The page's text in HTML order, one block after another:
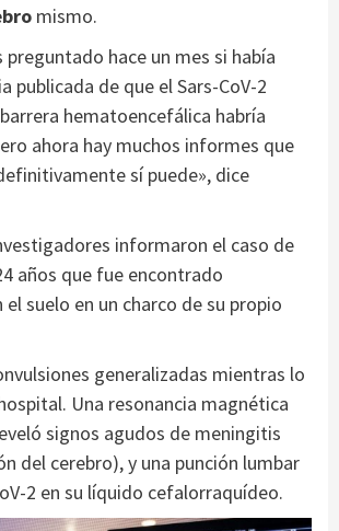
mismo.
preguntado hace un mes si había
publicada de que el Sars-CoV-2
hematoencefálica habría
ahora hay muchos informes que
sí puede», dice
informaron el caso de
años que fue encontrado
suelo en un charco de su propio
generalizadas mientras lo
Una resonancia magnética
signos agudos de meningitis
del cerebro), y una punción lumbar
2 en su líquido cefalorraquídeo.